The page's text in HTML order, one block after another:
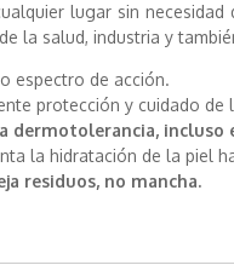
lugar sin
la salud, industria y
espectro de acción.
protección y cuidado de
dermotolerancia,
la hidratación de la piel
residuos, no mancha.